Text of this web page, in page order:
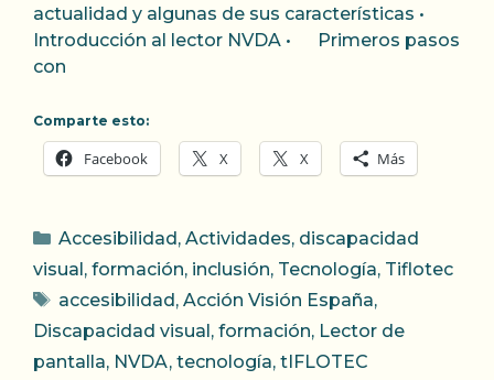
actualidad y algunas de sus características •
Introducción al lector NVDA • Primeros pasos
con
Comparte esto:
Facebook X X Más
Categorías
Accesibilidad , Actividades, discapacidad
visual , formación, inclusión, Tecnología, Tiflotec
Etiquetas
accesibilidad , Acción Visión España,
Discapacidad visual , formación, Lector de
pantalla, NVDA, tecnología, tIFLOTEC